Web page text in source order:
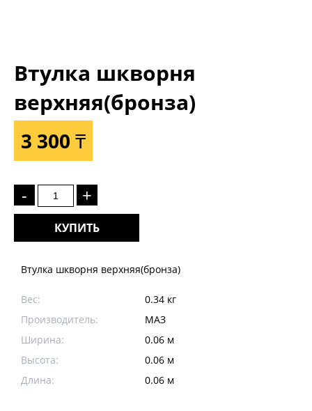
Втулка шкворня
верхняя(бронза)
3 300 ₸
- +
КУПИТЬ
Втулка шкворня верхняя(бронза)
Вес:
0.34 кг
Производитель:
МАЗ
Ширина:
0.06 м
Высота:
0.06 м
Длина:
0.06 м